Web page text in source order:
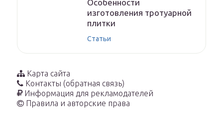
Особенности
изготовления тротуарной
плитки
Статьи
Карта сайта
Контакты (обратная связь)
Информация для рекламодателей
Правила и авторские права